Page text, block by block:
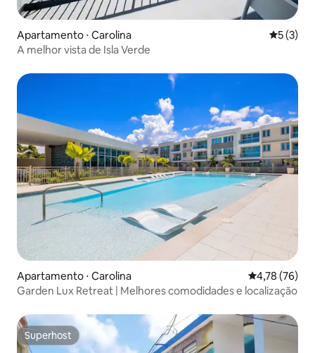
Apartamento ⋅ Carolina 5 de
5 (3)
A melhor vista de Isla Verde
Apartamento ⋅ Carolina 4,78 de uma
4,78 (76)
Garden Lux Retreat | Melhores comodidades e localização
Superhost
Superhost